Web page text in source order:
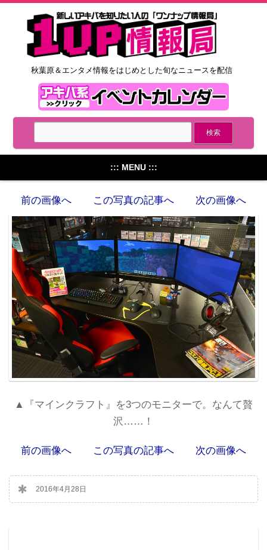
秋葉原＆エンタメ情報をはじめとした旬なニュースを配信
::: MENU :::
前の画像へ この写真の記事へ 次の画像へ
▲『マインクラフト』を3つのモニターで。なんて贅
沢……！
前の画像へ この写真の記事へ 次の画像へ
2016年4月28日